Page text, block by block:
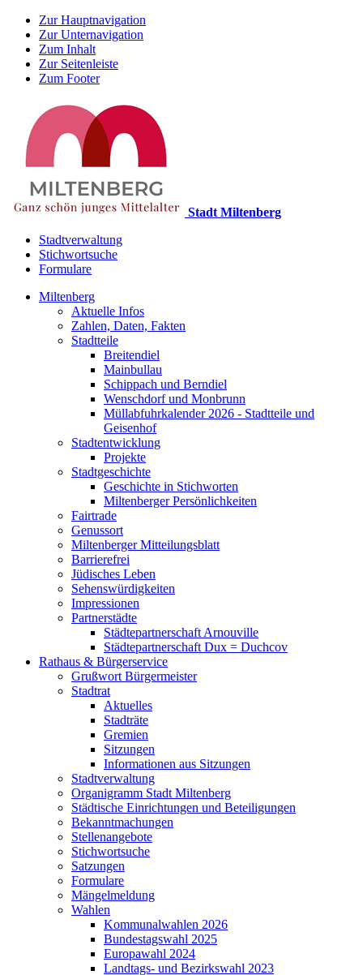
Zur Hauptnavigation
Zur Unternavigation
Zum Inhalt
Zur Seitenleiste
Zum Footer
Stadt Miltenberg
Stadtverwaltung
Stichwortsuche
Formulare
Miltenberg
Aktuelle Infos
Zahlen, Daten, Fakten
Stadtteile
Breitendiel
Mainbullau
Schippach und Berndiel
Wenschdorf und Monbrunn
Müllabfuhrkalender 2026 - Stadtteile und
Geisenhof
Stadtentwicklung
Projekte
Stadtgeschichte
Geschichte in Stichworten
Miltenberger Persönlichkeiten
Fairtrade
Genussort
Miltenberger Mitteilungsblatt
Barrierefrei
Jüdisches Leben
Sehenswürdigkeiten
Impressionen
Partnerstädte
Städtepartnerschaft Arnouville
Städtepartnerschaft Dux = Duchcov
Rathaus & Bürgerservice
Grußwort Bürgermeister
Stadtrat
Aktuelles
Stadträte
Gremien
Sitzungen
Informationen aus Sitzungen
Stadtverwaltung
Organigramm Stadt Miltenberg
Städtische Einrichtungen und Beteiligungen
Bekanntmachungen
Stellenangebote
Stichwortsuche
Satzungen
Formulare
Mängelmeldung
Wahlen
Kommunalwahlen 2026
Bundestagswahl 2025
Europawahl 2024
Landtags- und Bezirkswahl 2023